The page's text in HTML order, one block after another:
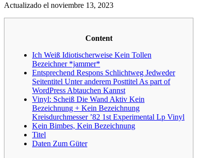
Actualizado el noviembre 13, 2023
Content
Ich Weiß Idiotischerweise Kein Tollen
Bezeichner *jammer*
Entsprechend Respons Schlichtweg Jedweder
Seitentitel Unter anderem Posttitel As part of
WordPress Abtauchen Kannst
Vinyl: Scheiß Die Wand Aktiv Kein
Bezeichnung + Kein Bezeichnung
Kreisdurchmesser ’82 1st Experimental Lp Vinyl
Kein Bimbes, Kein Bezeichnung
Titel
Daten Zum Güter